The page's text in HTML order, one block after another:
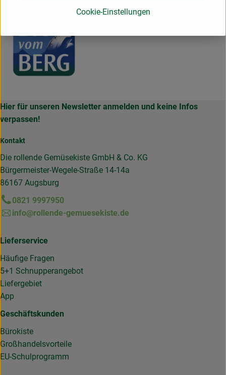
Hier für unseren Newsletter anmelden und keine Infos
verpassen!
Kontakt
Die rollende Gemüsekiste GmbH & Co. KG
Bürgermeister-Wegele-Straße 14-14a
86167 Augsburg
0821 9997950
info@rollende-gemuesekiste.de
Lieferservice
Häufige Fragen
5+1 Schnupperangebot
Liefergebiet
App
Geschäftskunden
Bürokiste
Großhandelsvorteile
EU-Schulprogramm
Cookie-Einstellungen